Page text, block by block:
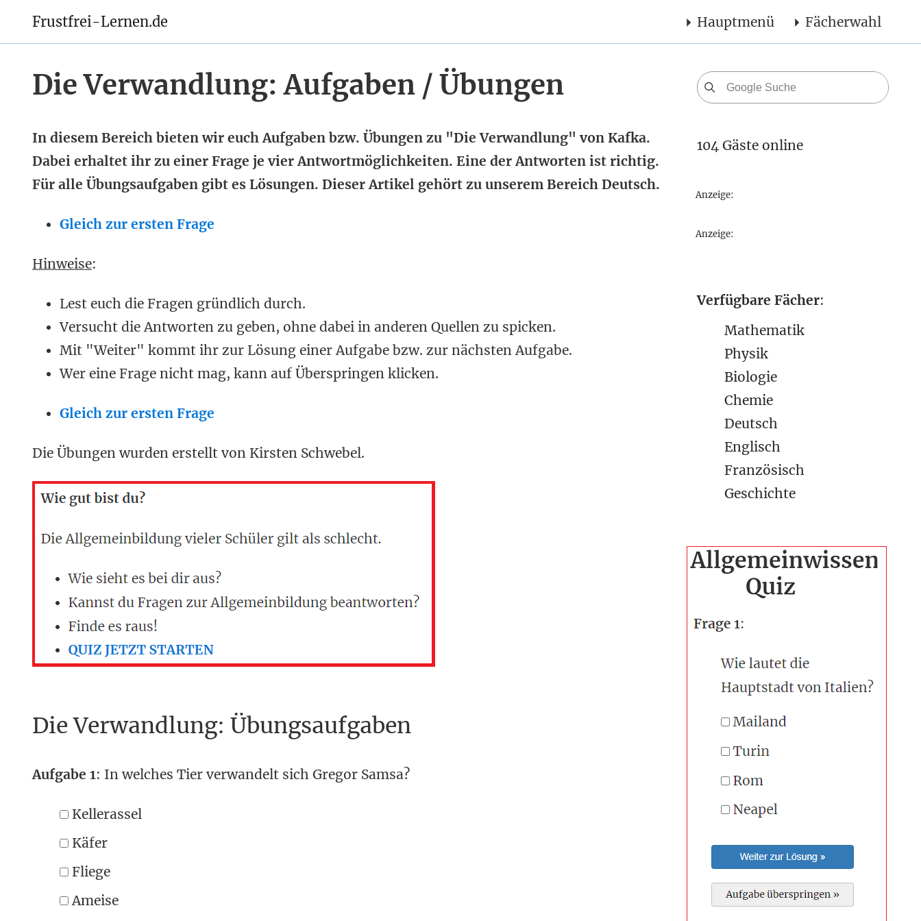
Frustfrei-Lernen.de Hauptmenü Fächerwahl
Die Verwandlung: Aufgaben / Übungen
In diesem Bereich bieten wir euch Aufgaben bzw. Übungen zu "Die Verwandlung" von Kafka.
Dabei erhaltet ihr zu einer Frage je vier Antwortmöglichkeiten. Eine der Antworten ist richtig.
Für alle Übungsaufgaben gibt es Lösungen. Dieser Artikel gehört zu unserem Bereich Deutsch.
Gleich zur ersten Frage
Hinweise:
Lest euch die Fragen gründlich durch.
Versucht die Antworten zu geben, ohne dabei in anderen Quellen zu spicken.
Mit "Weiter" kommt ihr zur Lösung einer Aufgabe bzw. zur nächsten Aufgabe.
Wer eine Frage nicht mag, kann auf Überspringen klicken.
Gleich zur ersten Frage
Die Übungen wurden erstellt von Kirsten Schwebel.
Die Verwandlung: Übungsaufgaben
Aufgabe 1: In welches Tier verwandelt sich Gregor Samsa?
Kellerassel
Käfer
Fliege
Ameise
104 Gäste online
Anzeige:
Anzeige:
Verfügbare Fächer:
Mathematik
Physik
Biologie
Chemie
Deutsch
Englisch
Französisch
Geschichte